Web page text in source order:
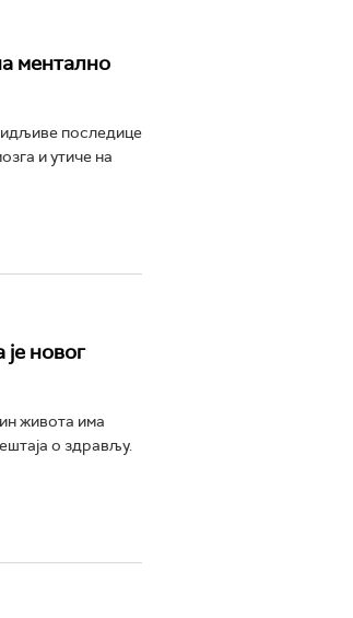
ментално
последице
и утиче на
новог
живота има
о здрављу.